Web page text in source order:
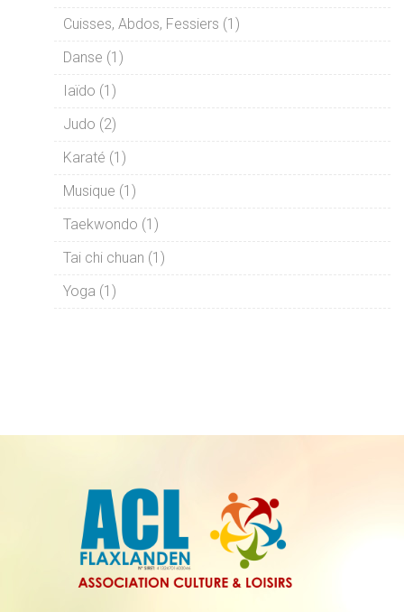
Cuisses, Abdos, Fessiers (1)
Danse (1)
Iaïdo (1)
Judo (2)
Karaté (1)
Musique (1)
Taekwondo (1)
Tai chi chuan (1)
Yoga (1)